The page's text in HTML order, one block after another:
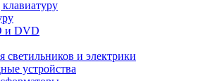
и DVD
и электрики
устройства